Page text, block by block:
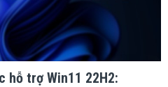
hỗ trợ Win11 22H2: